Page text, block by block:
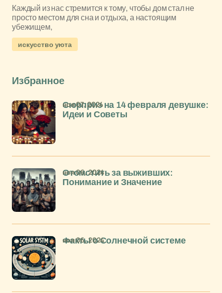
Каждый из нас стремится к тому, чтобы дом стал не
просто местом для сна и отдыха, а настоящим
убежищем,
искусство уюта
Избранное
Сюрприз на 14 февраля девушке:
Идеи и Советы
ноя 07, 2024
Отомстить за выживших:
Понимание и Значение
ноя 06, 2024
Факты о Солнечной системе
ноя 06, 2024